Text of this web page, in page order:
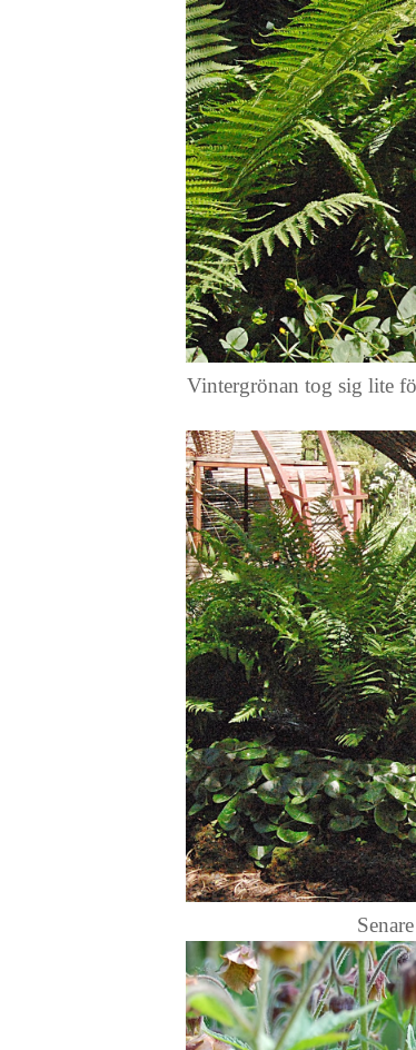
Vintergrönan tog sig lite